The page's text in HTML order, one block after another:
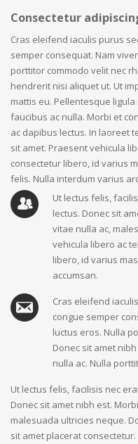
Consectetur
Cras eleifend iaculis purus
semper consequat. Nam
porttitor commodo velit nec
hendrerit nisi aliquet ut. Ut
mattis eu. Pellentesque
faucibus ac nulla. Morbi et
ac dapibus lectus. In laoreet
sit amet. Praesent vehicula
consectetur libero, id varius
felis. Nulla interdum varius
Ut lectus felis,
lectus. Donec sit
vitae nulla ac,
vehicula libero ac
libero, id varius
accumsan.
Cras eleifend
congue semper
luctus eros. Nulla
Donec sit amet
nulla ac. Nulla
Ut lectus felis, facilisis nec
Donec sit amet nibh est.
malesuada ultricies neque.
sit amet placerat